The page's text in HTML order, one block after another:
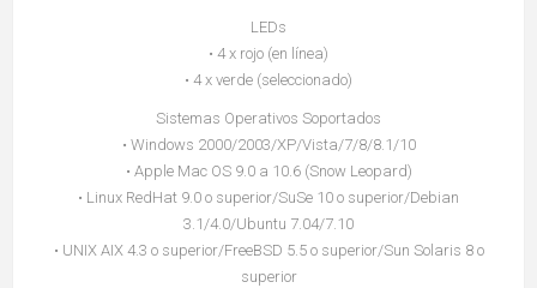
LEDs
• 4 x rojo (en línea)
• 4 x verde (seleccionado)
Sistemas Operativos Soportados
• Windows 2000/2003/XP/Vista/7/8/8.1/10
• Apple Mac OS 9.0 a 10.6 (Snow Leopard)
• Linux RedHat 9.0 o superior/SuSe 10 o superior/Debian
3.1/4.0/Ubuntu 7.04/7.10
• UNIX AIX 4.3 o superior/FreeBSD 5.5 o superior/Sun Solaris 8 o
superior